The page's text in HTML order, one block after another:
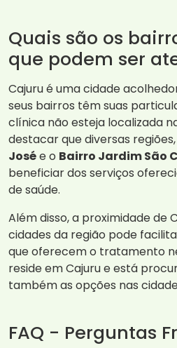
Quais são os
que podem ser
Cajuru é uma cidade
seus bairros têm suas
clínica não esteja localizada
destacar que diversas
Josée o Bairro Jardim São
beneficiar dos serviços
de saúde.
Além disso, a proximidade de
cidades da região pode
que oferecem o tratamento
reside em Cajuru e está
também as opções nas
FAQ - Perguntas